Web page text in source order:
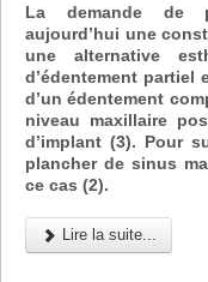
La demande de
aujourd’hui une
une alternative
d’édentement
d’un édentement
niveau maxillaire
d’implant (3). Pour
plancher de sinus
ce cas (2).
Lire la suite...